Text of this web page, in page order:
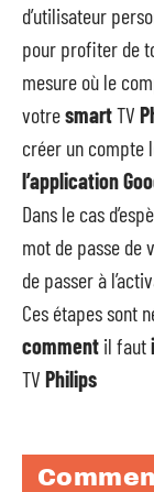
d’utilisateur
pour profiter de
mesure où le
votresmartTV
créer un compte
l’application
Dans le cas
mot de passe de
de passer à
Ces étapes sont
comment il faut
TV Philips